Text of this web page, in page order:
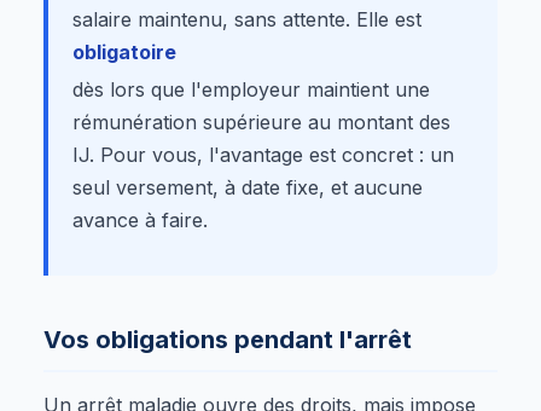
salaire maintenu, sans attente. Elle est
obligatoire
dès lors que l'employeur maintient une
rémunération supérieure au montant des
IJ. Pour vous, l'avantage est concret : un
seul versement, à date fixe, et aucune
avance à faire.
Vos obligations pendant l'arrêt
Un arrêt maladie ouvre des droits, mais impose